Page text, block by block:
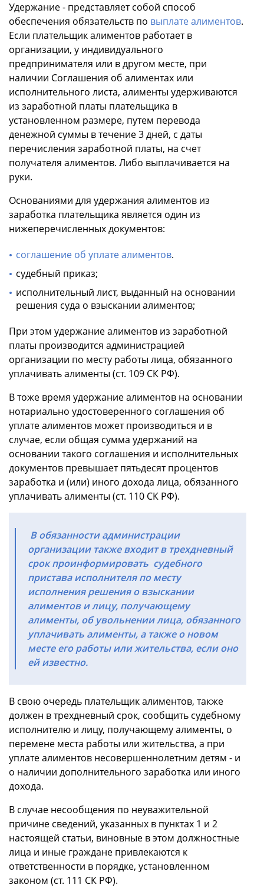
Удержание - представляет собой способ
обеспечения обязательств по выплате алиментов.
Если плательщик алиментов работает в
организации, у индивидуального
предпринимателя или в другом месте, при
наличии Соглашения об алиментах или
исполнительного листа, алименты удерживаются
из заработной платы плательщика в
установленном размере, путем перевода
денежной суммы в течение 3 дней, с даты
перечисления заработной платы, на счет
получателя алиментов. Либо выплачивается на
руки.
Основаниями для удержания алиментов из
заработка плательщика является один из
нижеперечисленных документов:
соглашение об уплате алиментов.
судебный приказ;
исполнительный лист, выданный на основании
решения суда о взыскании алиментов;
При этом удержание алиментов из заработной
платы производится администрацией
организации по месту работы лица, обязанного
уплачивать алименты (ст. 109 СК РФ).
В тоже время удержание алиментов на основании
нотариально удостоверенного соглашения об
уплате алиментов может производиться и в
случае, если общая сумма удержаний на
основании такого соглашения и исполнительных
документов превышает пятьдесят процентов
заработка и (или) иного дохода лица, обязанного
уплачивать алименты (ст. 110 СК РФ).
В обязанности администрации
организации также входит в трехдневный
срок проинформировать судебного
пристава исполнителя по месту
исполнения решения о взыскании
алиментов и лицу, получающему
алименты, об увольнении лица, обязанного
уплачивать алименты, а также о новом
месте его работы или жительства, если оно
ей известно.
В свою очередь плательщик алиментов, также
должен в трехдневный срок, сообщить судебному
исполнителю и лицу, получающему алименты, о
перемене места работы или жительства, а при
уплате алиментов несовершеннолетним детям - и
о наличии дополнительного заработка или иного
дохода.
В случае несообщения по неуважительной
причине сведений, указанных в пунктах 1 и 2
настоящей статьи, виновные в этом должностные
лица и иные граждане привлекаются к
ответственности в порядке, установленном
законом (ст. 111 СК РФ).